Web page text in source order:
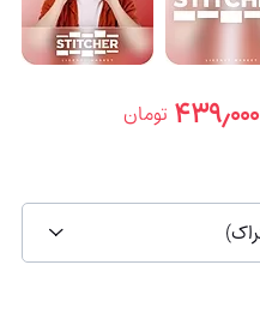
۴۳۹٫۰۰۰ تومان